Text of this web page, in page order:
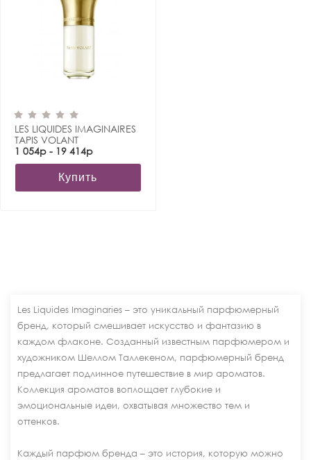
LES LIQUIDES IMAGINAIRES
TAPIS VOLANT
1 054р - 19 414р
Купить
Les Liquides Imaginaries – это уникальный парфюмерный
бренд, который смешивает искусство и фантазию в
каждом флаконе. Созданный известным парфюмером и
художником Шеллом Таллекеном, парфюмерный бренд
предлагает подлинное путешествие в мир ароматов.
Коллекция ароматов воплощает глубокие и
эмоциональные идеи, охватывая множество тем и
оттенков.
Каждый парфюм бренда – это история, которую можно